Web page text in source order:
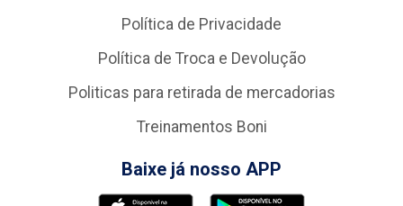
Política de Privacidade
Política de Troca e Devolução
Politicas para retirada de mercadorias
Treinamentos Boni
Baixe já nosso APP